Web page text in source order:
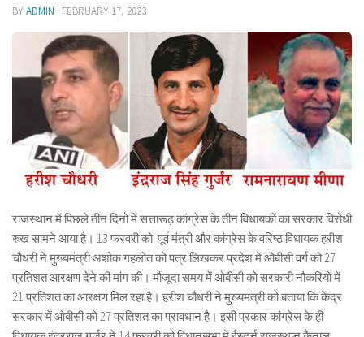
BYADMIN · FEBRUARY 17, 2023
राजस्थान में पिछले तीन दिनों में सत्तारूढ़ कांग्रेस के तीन विधायकों का सरकार विरोधी
रुख सामने आया है। 13 फरवरी को पूर्व मंत्री और कांग्रेस के वरिष्ठ विधायक हरीश
चौधरी ने मुख्यमंत्री अशोक गहलोत को पत्र लिखकर प्रदेश में ओबीसी वर्ग को 27
प्रतिशत आरक्षण देने की मांग की। मौजूदा समय में ओबीसी को सरकारी नौकरियों में
21 प्रतिशत का आरक्षण मिल रहा है। हरीश चौधरी ने मुख्यमंत्री को बताया कि केंद्र
सरकार में ओबीसी को 27 प्रतिशत का प्रावधान है। इसी प्रकार कांग्रेस के ही